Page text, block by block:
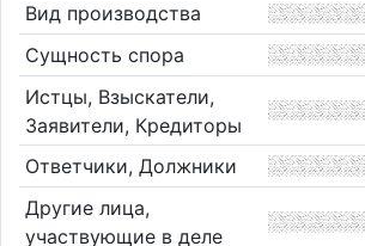
Вид производства
Сущность спора
Истцы, Взыскатели,
Заявители, Кредиторы
Ответчики, Должники
Другие лица,
участвующие в деле